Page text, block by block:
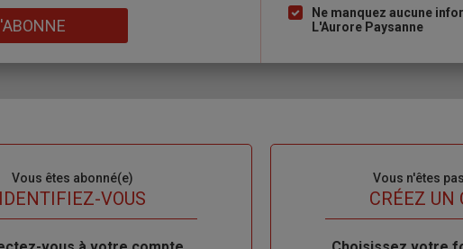
Ne manquez aucune
L'Aurore Paysanne
Vous êtes abonné(e)
IDENTIFIEZ-VOUS
Vous n'êtes
TITRECRÉEZ UN